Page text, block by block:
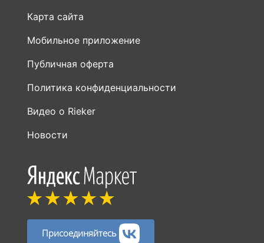
Карта сайта
Мобильное приложение
Публичная оферта
Политика конфиденциальности
Видео о Rieker
Новости
Присоединяйтесь